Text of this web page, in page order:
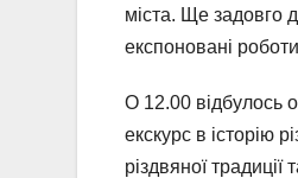
міста. Ще задовго
експоновані
О 12.00 відбулось
екскурс в історію
різдвяної